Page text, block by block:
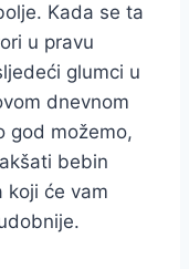
Kada se ta
u pravu
glumci u
dnevnom
god možemo,
bebin
koji će vam